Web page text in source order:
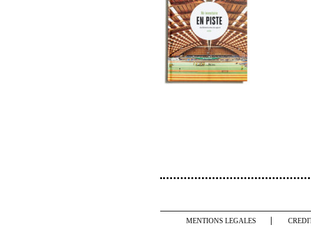
MENTIONS LEGALES